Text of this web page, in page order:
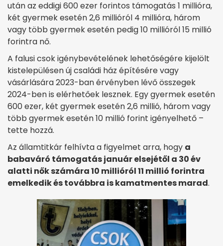
után az eddigi 600 ezer forintos támogatás 1 millióra,
két gyermek esetén 2,6 millióról 4 millióra, három
vagy több gyermek esetén pedig 10 millióról 15 millió
forintra nő.
A falusi csok igénybevételének lehetőségére kijelölt
kistelepülésen új családi ház építésére vagy
vásárlására 2023-ban érvényben lévő összegek
2024-ben is elérhetőek lesznek. Egy gyermek esetén
600 ezer, két gyermek esetén 2,6 millió, három vagy
több gyermek esetén 10 millió forint igényelhető –
tette hozzá.
Az államtitkár felhívta a figyelmet arra, hogy a
babaváró támogatás január elsejétől a 30 év
alatti nők számára 10 millióról 11 millió forintra
emelkedik és továbbra is kamatmentes marad.